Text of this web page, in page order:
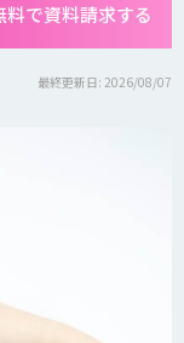
で資料請求する
最終更新日: 2026/08/07